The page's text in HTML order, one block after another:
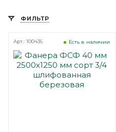
ФИЛЬТР
Есть в наличии
Арт.: 100436